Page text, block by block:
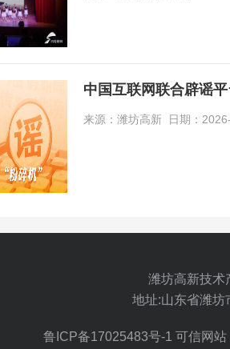
中国互联网联合辟谣
来源：潍坊高新 日期：
潍坊高新技术
地址:山东省潍坊
鲁ICP备17025483号-1 可信网